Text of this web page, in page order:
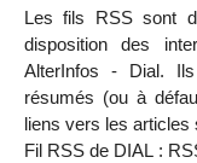
Les fils RSS sont
disposition des
AlterInfos - Dial.
résumés (ou à
liens vers les articles
Fil RSS de DIAL :